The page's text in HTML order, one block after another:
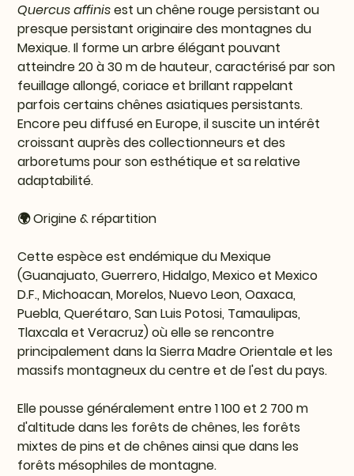
Quercus affinisest un chêne rouge persistant ou
presque persistant originaire des montagnes du
Mexique. Il forme un arbre élégant pouvant
atteindre 20 à 30 m de hauteur, caractérisé par son
feuillage allongé, coriace et brillant rappelant
parfois certains chênes asiatiques persistants.
Encore peu diffusé en Europe, il suscite un intérêt
croissant auprès des collectionneurs et des
arboretums pour son esthétique et sa relative
adaptabilité.
🌍 Origine & répartition
Cette espèce est endémique du Mexique
(Guanajuato, Guerrero, Hidalgo, Mexico et Mexico
D.F., Michoacan, Morelos, Nuevo Leon, Oaxaca,
Puebla, Querétaro, San Luis Potosi, Tamaulipas,
Tlaxcala et Veracruz) où elle se rencontre
principalement dans la Sierra Madre Orientale et les
massifs montagneux du centre et de l'est du pays.
Elle pousse généralement entre 1 100 et 2 700 m
d'altitude dans les forêts de chênes, les forêts
mixtes de pins et de chênes ainsi que dans les
forêts mésophiles de montagne.